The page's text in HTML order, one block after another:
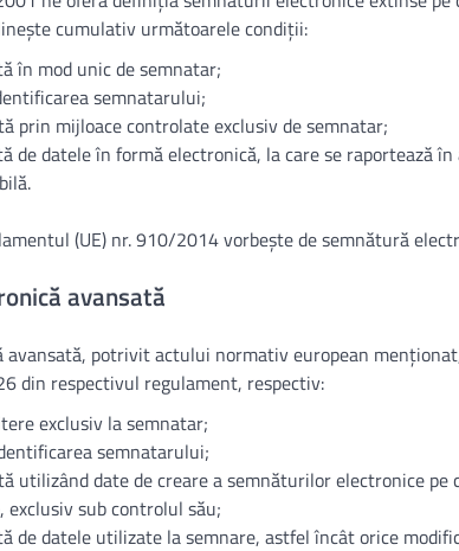
cumulativ următoarele condiţii:
în mod unic de semnatar;
semnatarului;
prin mijloace controlate exclusiv de semnatar;
de datele în formă electronică, la care se raportează
(UE) nr. 910/2014 vorbește de semnătură
avansată
avansată, potrivit actului normativ european
din respectivul regulament, respectiv:
exclusiv la semnatar;
semnatarului;
utilizând date de creare a semnăturilor electronice
exclusiv sub controlul său;
de datele utilizate la semnare, astfel încât orice